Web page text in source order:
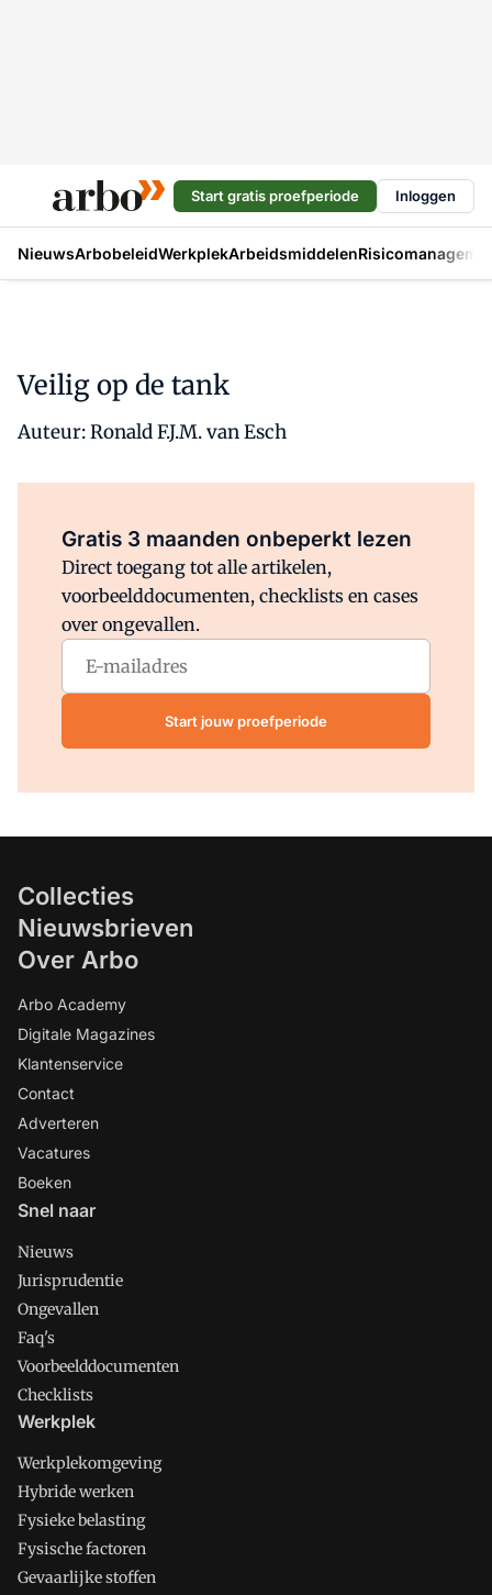
Start gratis proefperiode Inloggen
NieuwsArbobeleidWerkplekArbeidsmiddelen
Veilig op de tank
Auteur: Ronald F.J.M. van Esch
Gratis 3 maanden onbeperkt lezen
Direct toegang tot alle artikelen,
voorbeelddocumenten, checklists en cases
over ongevallen.
Start jouw proefperiode
Collecties
Nieuwsbrieven
Over Arbo
Arbo Academy
Digitale Magazines
Klantenservice
Contact
Adverteren
Vacatures
Boeken
Snel naar
Nieuws
Jurisprudentie
Ongevallen
Faq's
Voorbeelddocumenten
Checklists
Werkplek
Werkplekomgeving
Hybride werken
Fysieke belasting
Fysische factoren
Gevaarlijke stoffen